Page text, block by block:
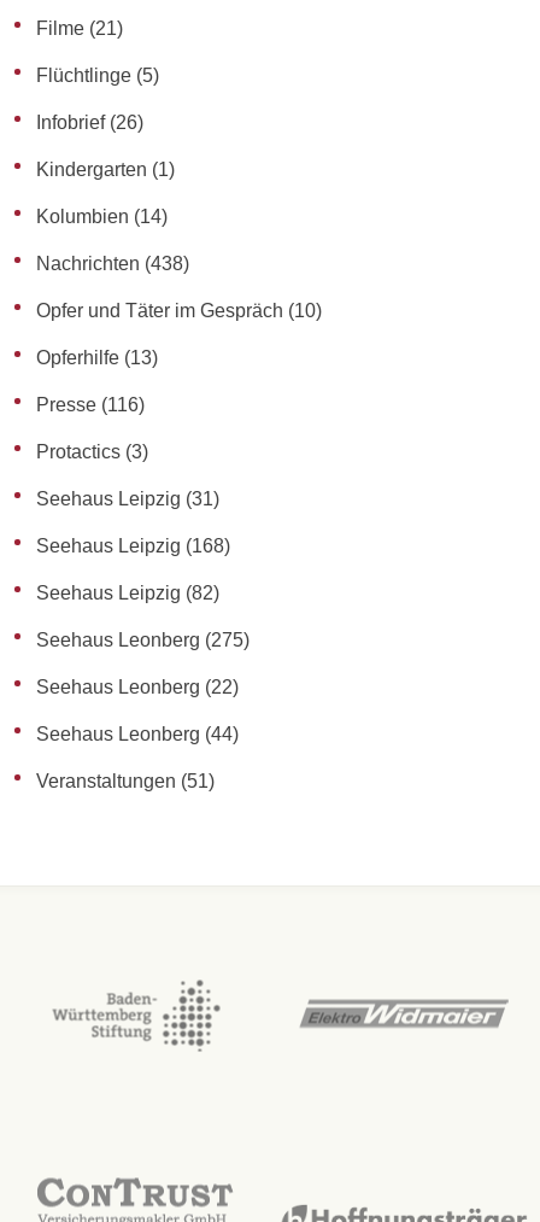
Filme (21)
Flüchtlinge (5)
Infobrief(26)
Kindergarten (1)
Kolumbien (14)
Nachrichten (438)
Opfer und Täter im Gespräch (10)
Opferhilfe (13)
Presse (116)
Protactics (3)
Seehaus Leipzig (31)
Seehaus Leipzig (168)
Seehaus Leipzig (82)
Seehaus Leonberg (275)
Seehaus Leonberg (22)
Seehaus Leonberg (44)
Veranstaltungen (51)